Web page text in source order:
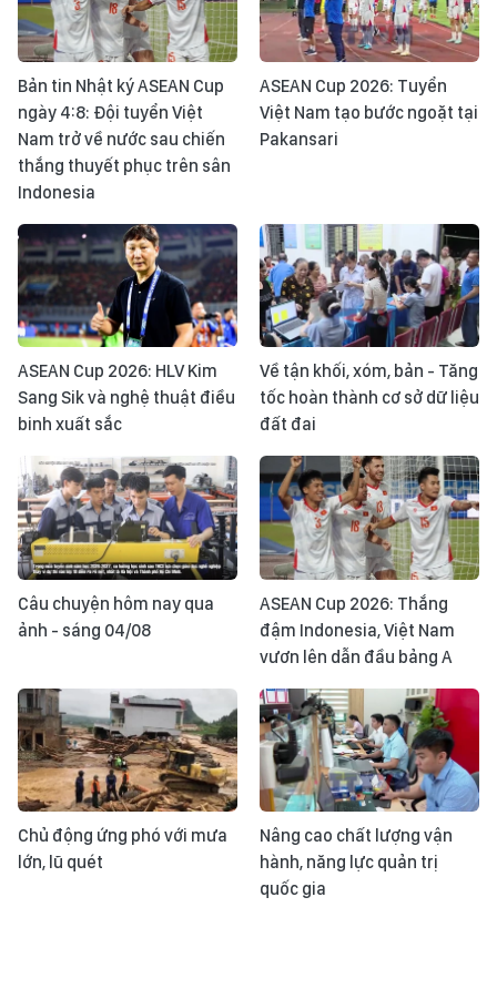
Bản tin Nhật ký ASEAN Cup
ngày 4:8: Đội tuyển Việt
Nam trở về nước sau chiến
thắng thuyết phục trên sân
Indonesia
ASEAN Cup 2026: Tuyển
Việt Nam tạo bước ngoặt tại
Pakansari
ASEAN Cup 2026: HLV Kim
Sang Sik và nghệ thuật điều
binh xuất sắc
Về tận khối, xóm, bản - Tăng
tốc hoàn thành cơ sở dữ liệu
đất đai
Câu chuyện hôm nay qua
ảnh - sáng 04/08
ASEAN Cup 2026: Thắng
đậm Indonesia, Việt Nam
vươn lên dẫn đầu bảng A
Chủ động ứng phó với mưa
lớn, lũ quét
Nâng cao chất lượng vận
hành, năng lực quản trị
quốc gia